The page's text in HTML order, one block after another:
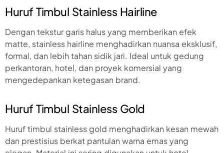
Huruf Timbul Stainless Hairline
Dengan tekstur garis halus yang memberikan efek
matte, stainless hairline menghadirkan nuansa eksklusif,
formal, dan lebih tahan sidik jari. Ideal untuk gedung
perkantoran, hotel, dan proyek komersial yang
mengedepankan ketegasan brand.
Huruf Timbul Stainless Gold
Huruf timbul stainless gold menghadirkan kesan mewah
dan prestisius berkat pantulan warna emas yang